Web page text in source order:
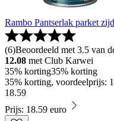
Rambo Pantserlak parket
(6)Beoordeeld met 3.5 van
12.08 met Club Karwei
35% korting35% korting
35% korting, voordeelprijs:
18.59
Prijs: 18.59 euro